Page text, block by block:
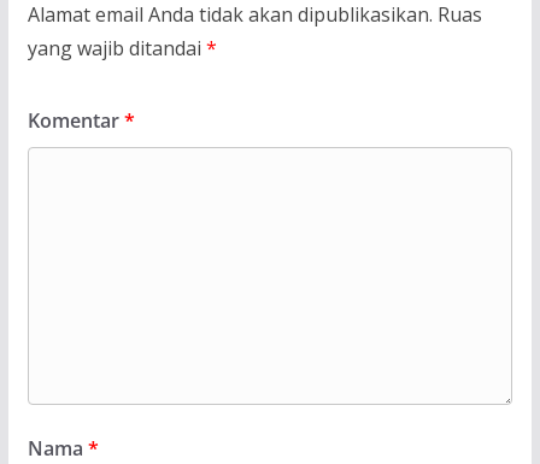
Alamat email Anda tidak akan dipublikasikan. Ruas
yang wajib ditandai *
Komentar*
Nama *